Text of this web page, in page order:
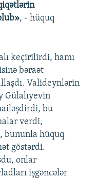
, - hüquq
keçirilirdi, hamı
bəraət
Valideynlərin
Gülalıyevin
bu
verdi,
bununla hüquq
göstərdi.
onlar
işgəncələr